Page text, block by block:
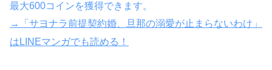
最大600コインを獲得できます。
→「サヨナラ前提契約婚、旦那の溺愛が止まらないわけ」
はLINEマンガでも読める！